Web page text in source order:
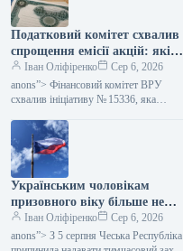
Податковий комітет схвалив
спрощення емісії акцій: які
зміни очікуються — Мінфін
Іван Оліфіренко
Сер 6, 2026
anons”> Фінансовий комітет ВРУ
схвалив ініціативу № 15336, яка
цінних паперів. Цей акт покликаний
скоротити бюрократичні перешкоди,…
Українським чоловікам
призовного віку більше не
надається тимчасовий захист
у Чехії, згідно з даними
Іван Оліфіренко
Сер 6, 2026
anons”> З 5 серпня Чеська Республіка